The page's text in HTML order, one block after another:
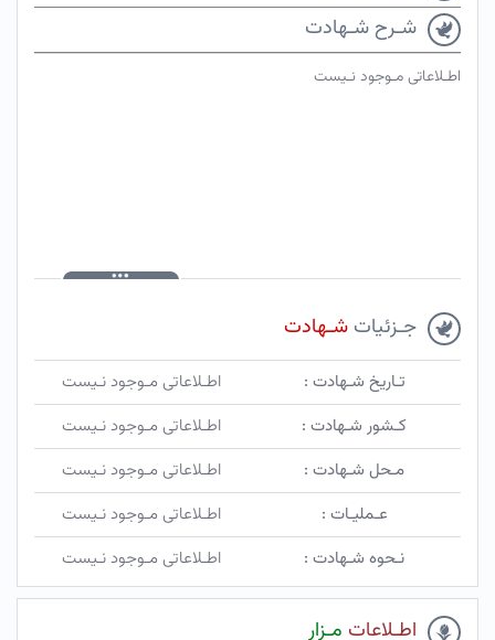
شـرح شـهادت
اطـلاعاتی مـوجود نـیست
جـزئیات شـهادت
تـاریخ شـهادت :
اطـلاعاتی مـوجود نـیست
کـشور شـهادت :
اطـلاعاتی مـوجود نـیست
مـحل شـهادت :
اطـلاعاتی مـوجود نـیست
عـملیـات :
اطـلاعاتی مـوجود نـیست
نـحوه شـهادت :
اطـلاعاتی مـوجود نـیست
اطـلاعات مـزار